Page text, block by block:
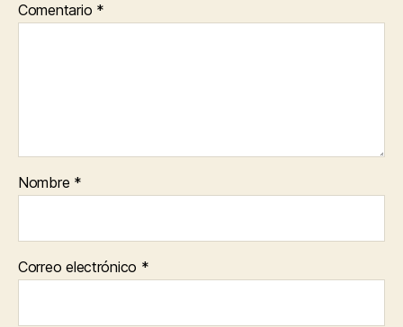
Comentario *
Nombre *
Correo electrónico *